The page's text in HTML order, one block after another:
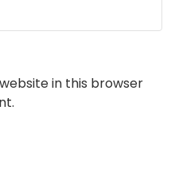
in this browser